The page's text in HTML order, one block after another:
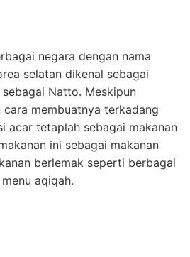
negara dengan nama
selatan dikenal sebagai
Natto. Meskipun
cara membuatnya terkadang
acar tetaplah sebagai makanan
ini sebagai makanan
berlemak seperti berbagai
aqiqah.